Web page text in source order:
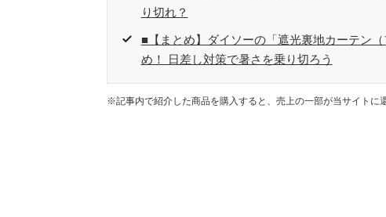
り切れ？
■【まとめ】ダイソーの「遮光裏地カーテン
め！ 日差し対策で暑さを乗り切ろう
※記事内で紹介した商品を購入すると、売上の一部が当サイトに